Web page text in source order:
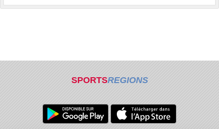
SPORTSREGIONS